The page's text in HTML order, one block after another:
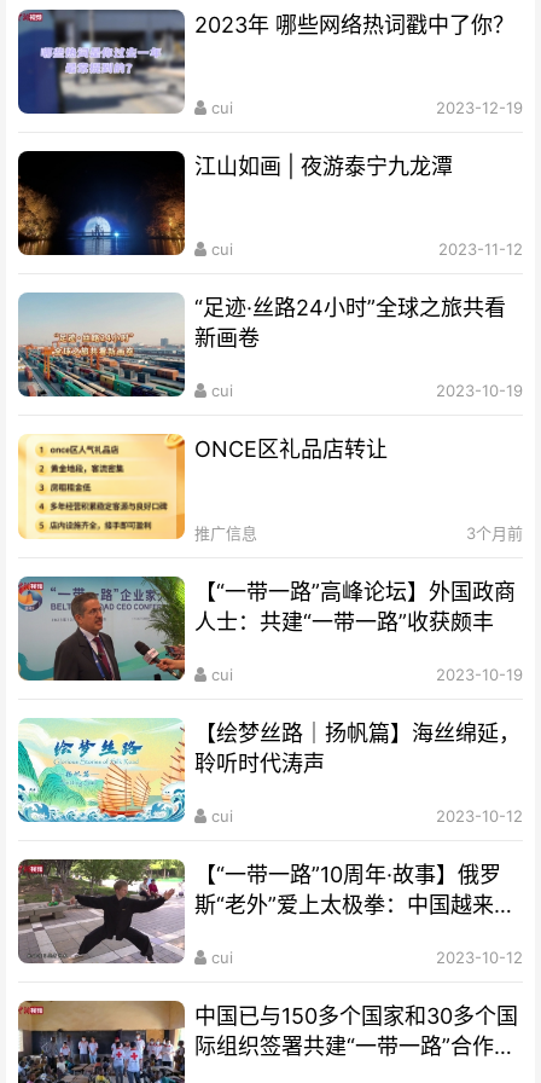
2023年 哪些网络热词戳中了你？
cui 2023-12-19
江山如画 | 夜游泰宁九龙潭
cui 2023-11-12
“足迹·丝路24小时”全球之旅共看
新画卷
cui 2023-10-19
ONCE区礼品店转让
推广信息 3个月前
【“一带一路”高峰论坛】外国政商
人士：共建“一带一路”收获颇丰
cui 2023-10-19
【绘梦丝路｜扬帆篇】海丝绵延，
聆听时代涛声
cui 2023-10-12
【“一带一路”10周年·故事】俄罗
斯“老外”爱上太极拳：中国越来越
cui 2023-10-12
中国已与150多个国家和30多个国
际组织签署共建“一带一路”合作文